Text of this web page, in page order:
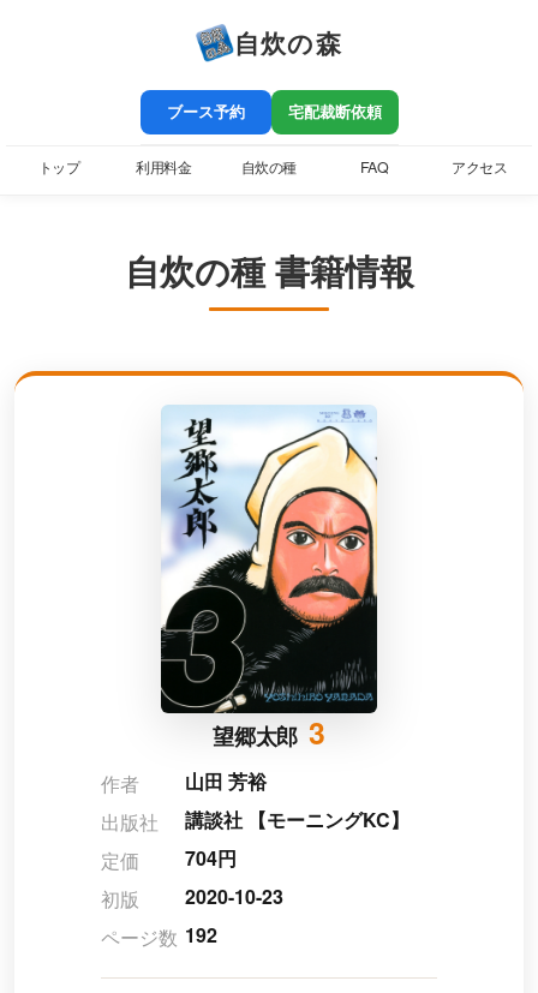
自炊の森
ブース予約 宅配裁断依頼
トップ 利用料金 自炊の種 FAQ アクセス
自炊の種 書籍情報
望郷太郎 3
作者
山田 芳裕
出版社
講談社 【モーニングKC】
定価
704円
初版
2020-10-23
ページ数 192